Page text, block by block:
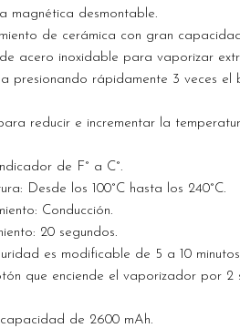
magnética desmontable.
de cerámica con gran
acero inoxidable para vaporizar
presionando rápidamente 3 veces
reducir e incrementar la
de F° a C°.
Desde los 100°C hasta los 240°C.
Conducción.
20 segundos.
es modificable de 5 a 10
que enciende el vaporizador por
de 2600 mAh.